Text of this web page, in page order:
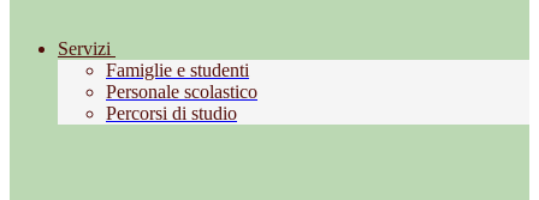
Servizi
Famiglie e studenti
Personale scolastico
Percorsi di studio